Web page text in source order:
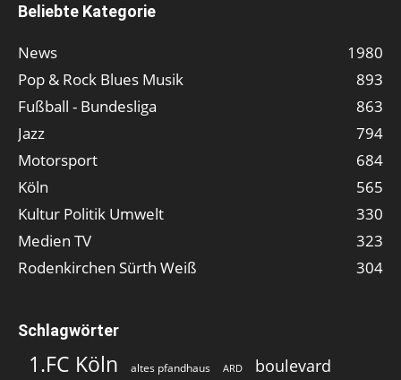
Beliebte Kategorie
News
1980
Pop & Rock Blues Musik
893
Fußball - Bundesliga
863
Jazz
794
Motorsport
684
Köln
565
Kultur Politik Umwelt
330
Medien TV
323
Rodenkirchen Sürth Weiß
304
Schlagwörter
1.FC Köln altes pfandhaus ARD boulevard